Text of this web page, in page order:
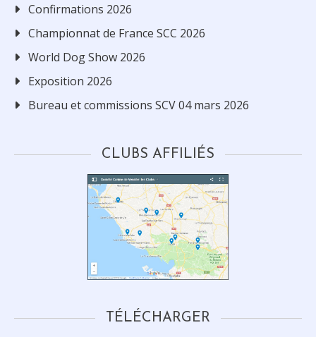
Confirmations 2026
Championnat de France SCC 2026
World Dog Show 2026
Exposition 2026
Bureau et commissions SCV 04 mars 2026
CLUBS AFFILIÉS
TÉLÉCHARGER